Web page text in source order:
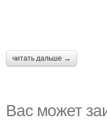
читать дальше →
Вас может